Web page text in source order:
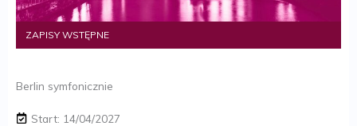
ZAPISY WSTĘPNE
Berlin symfonicznie
Start: 14/04/2027